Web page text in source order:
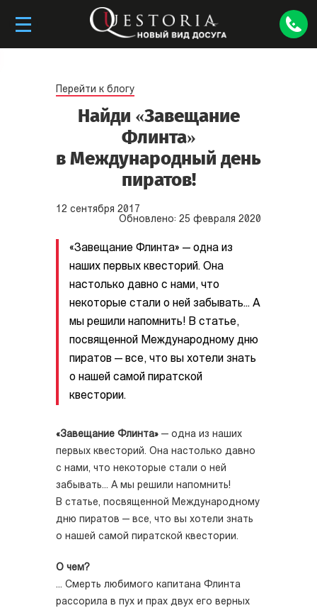
Перейти к блогу
Найди «Завещание
Флинта»
в Международный день
пиратов!
12 сентября 2017
Обновлено: 25 февраля 2020
«Завещание Флинта» — одна из
наших первых квесторий. Она
настолько давно с нами, что
некоторые стали о ней забывать... А
мы решили напомнить! В статье,
посвященной Международному дню
пиратов — все, что вы хотели знать
о нашей самой пиратской
квестории.
«Завещание Флинта» — одна из наших
первых квесторий. Она настолько давно
с нами, что некоторые стали о ней
забывать... А мы решили напомнить!
В статье, посвященной Международному
дню пиратов — все, что вы хотели знать
о нашей самой пиратской квестории.
О чем?
... Смерть любимого капитана Флинта
рассорила в пух и прах двух его верных